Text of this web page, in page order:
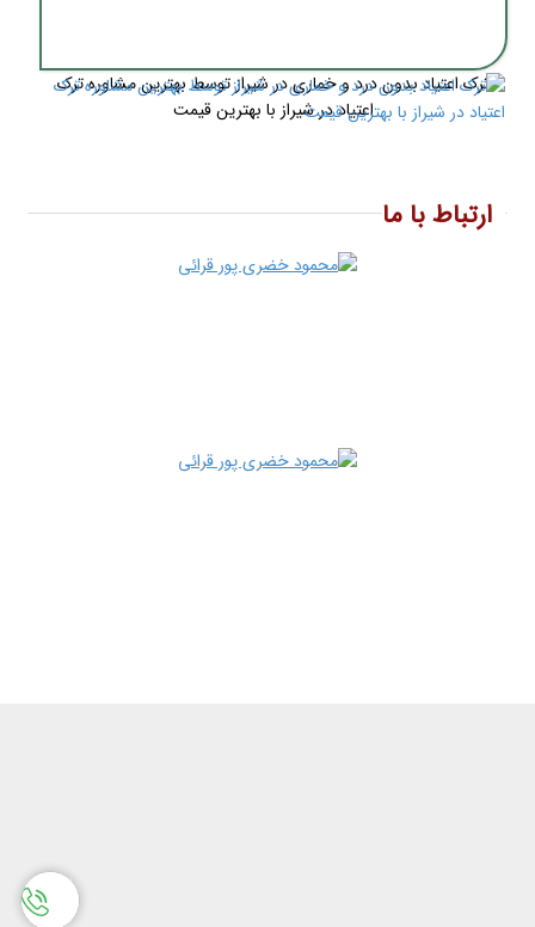
ترک اعتیاد بدون درد و خماری در شیراز توسط بهترین مشاوره ترک
اعتیاد در شیراز با بهترین قیمت
ارتباط با ما